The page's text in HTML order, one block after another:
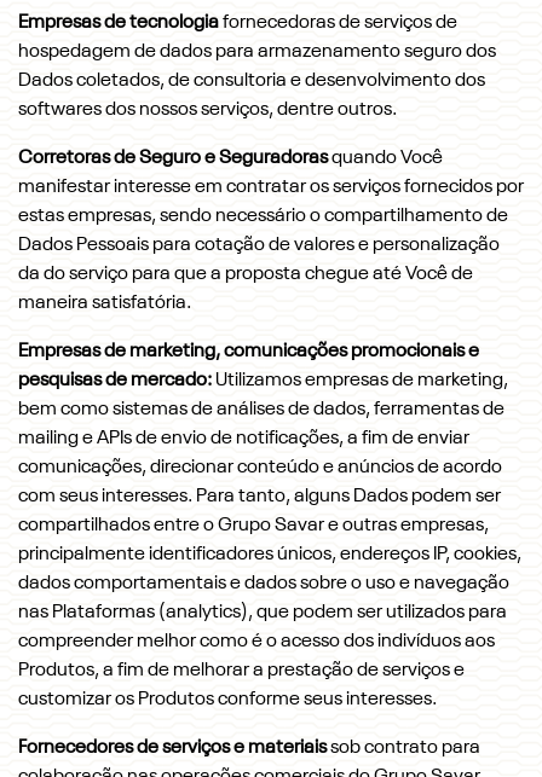
Empresas de tecnologiafornecedoras de serviços de
hospedagem de dados para armazenamento seguro dos
Dados coletados, de consultoria e desenvolvimento dos
softwares dos nossos serviços, dentre outros.
Corretoras de Seguro e Seguradorasquando Você
manifestar interesse em contratar os serviços fornecidos por
estas empresas, sendo necessário o compartilhamento de
Dados Pessoais para cotação de valores e personalização
da do serviço para que a proposta chegue até Você de
maneira satisfatória.
Empresas de marketing, comunicações promocionais e
pesquisas de mercado: Utilizamos empresas de marketing,
bem como sistemas de análises de dados, ferramentas de
mailing e APIs de envio de notificações, a fim de enviar
comunicações, direcionar conteúdo e anúncios de acordo
com seus interesses. Para tanto, alguns Dados podem ser
compartilhados entre o Grupo Savar e outras empresas,
principalmente identificadores únicos, endereços IP, cookies,
dados comportamentais e dados sobre o uso e navegação
nas Plataformas (analytics), que podem ser utilizados para
compreender melhor como é o acesso dos indivíduos aos
Produtos, a fim de melhorar a prestação de serviços e
customizar os Produtos conforme seus interesses.
Fornecedores de serviços e materiaissob contrato para